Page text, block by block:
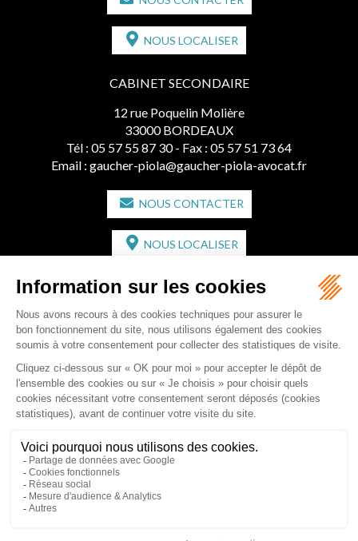
NOUS LOCALISER
CABINET SECONDAIRE
12 rue Poquelin Molière
33000 BORDEAUX
Tél : 05 57 55 87 30 - Fax : 05 57 51 73 64
Email : gaucher-piola@gaucher-piola-avocat.fr
NOUS CONTACTER
NOUS LOCALISER
CABINET SECONDAIRE
2 bis Avenue de l'Europe
33350 ST MAGNE-DE-CASTILLON
Tél :05 57 55 87 30 - Fax : 05 57 51 73 64
Email :gaucher-piola@gaucher-piola-avocat.fr
NOUS CONTACTER
NOUS LOCALISER
Plan du site Mentions légales